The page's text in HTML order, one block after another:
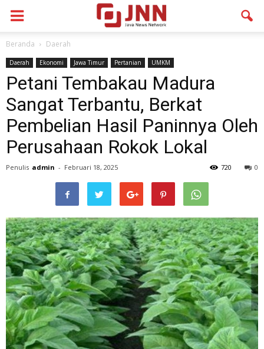
Beranda Daerah
Daerah Ekonomi Jawa Timur Pertanian UMKM
Petani Tembakau Madura
Sangat Terbantu, Berkat
Pembelian Hasil Paninnya Oleh
Perusahaan Rokok Lokal
Penulis admin - Februari 18, 2025 0
720